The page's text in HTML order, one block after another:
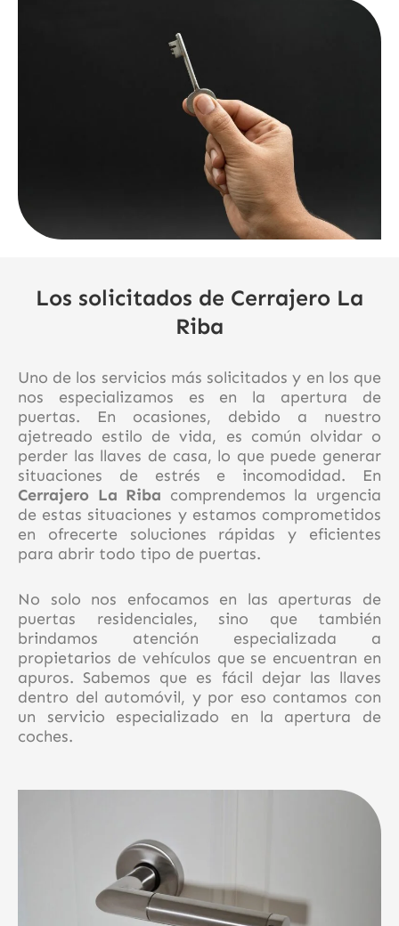
Los solicitados de Cerrajero La
Riba
Uno de los servicios más solicitados y en los que
nos especializamos es en la apertura de
puertas. En ocasiones, debido a nuestro
ajetreado estilo de vida, es común olvidar o
perder las llaves de casa, lo que puede generar
situaciones de estrés e incomodidad. En
Cerrajero La Riba comprendemos la urgencia
de estas situaciones y estamos comprometidos
en ofrecerte soluciones rápidas y eficientes
para abrir todo tipo de puertas.
No solo nos enfocamos en las aperturas de
puertas residenciales, sino que también
brindamos atención especializada a
propietarios de vehículos que se encuentran en
apuros. Sabemos que es fácil dejar las llaves
dentro del automóvil, y por eso contamos con
un servicio especializado en la apertura de
coches.